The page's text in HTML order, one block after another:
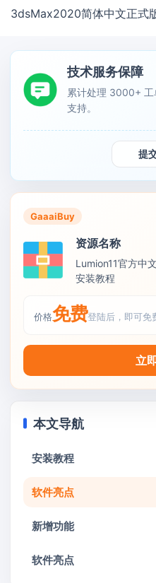
3dsMax2020简体中文正式
技术服务保障
累计处理 3000+ 工
支持。
提
GaaaiBuy
资源名称
Lumion11官方中
安装教程
价格免费登陆后，即可免
立
本文导航
安装教程
软件亮点
新增功能
软件亮点